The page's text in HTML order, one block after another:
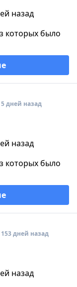
назад
которых было
дней назад
назад
которых было
дней назад
назад